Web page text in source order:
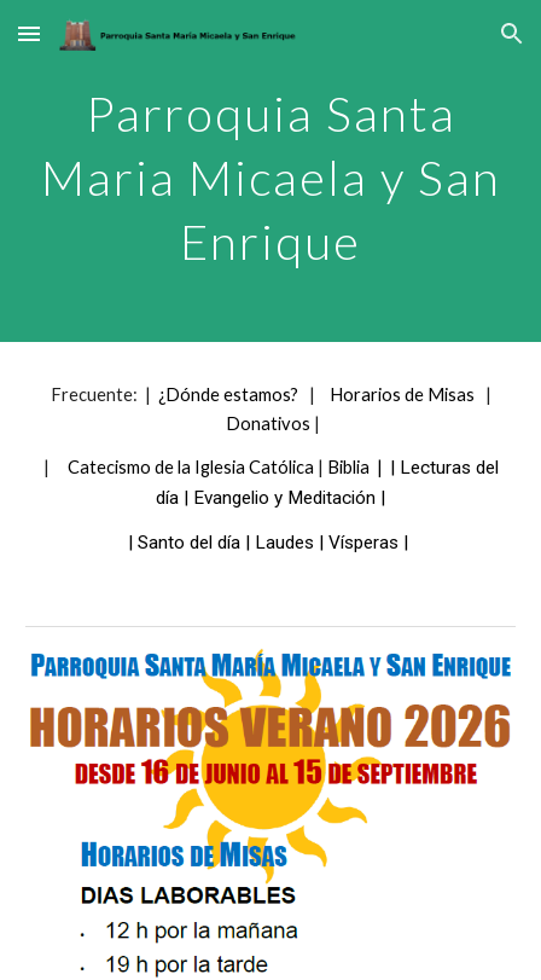
Skip to main content Skip to navigation
Parroquia Santa
Maria Micaela y San
Enrique
Frecuente: | ¿Dónde estamos? | Horarios de Misas |
Donativos |
| Catecismo de la Iglesia Católica | Biblia | | Lecturas del
día | Evangelio y Meditación |
| Santo del día | Laudes | Vísperas |